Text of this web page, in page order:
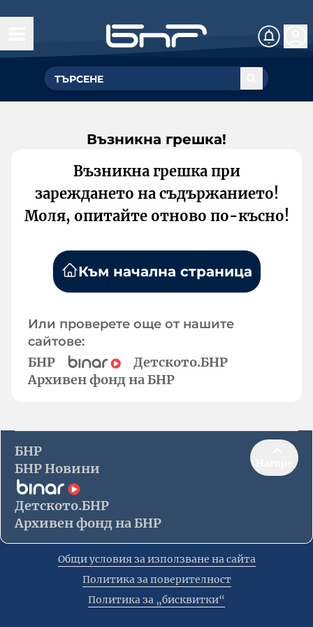
Възникна грешка!
Възникна грешка при
зареждането на съдържанието!
Моля, опитайте отново по-късно!
Към начална страница
Или проверете още от нашите
сайтове:
БНР
Детското.БНР
Архивен фонд на БНР
БНР
БНР Новини
Детското.БНР
Архивен фонд на БНР
Общи условия за използване на сайта
Политика за поверителност
Политика за „бисквитки“